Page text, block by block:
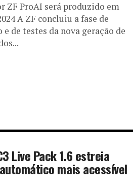
ZF ProAI será produzido em
A ZF concluiu a fase de
de testes da nova geração de
Live Pack 1.6 estreia
mais acessível